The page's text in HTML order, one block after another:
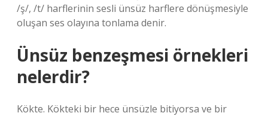
/ş/, /t/ harflerinin sesli ünsüz harflere dönüşmesiyle
oluşan ses olayına tonlama denir.
Ünsüz benzeşmesi örnekleri
nelerdir?
Kökte. Kökteki bir hece ünsüzle bitiyorsa ve bir